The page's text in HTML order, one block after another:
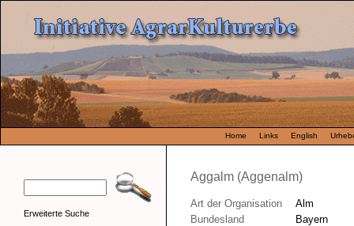
Home Links English
Erweiterte Suche
Aggalm (Aggenalm)
Art der Organisation
Alm
Bundesland
Bayern